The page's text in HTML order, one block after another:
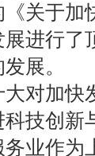
《关于加
进行了
展。
加快
科技创新
业作为